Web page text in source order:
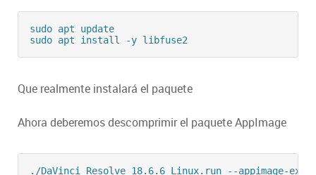
sudo apt update
Que realmente instalará el paquete
Ahora deberemos descomprimir el paquete AppImage